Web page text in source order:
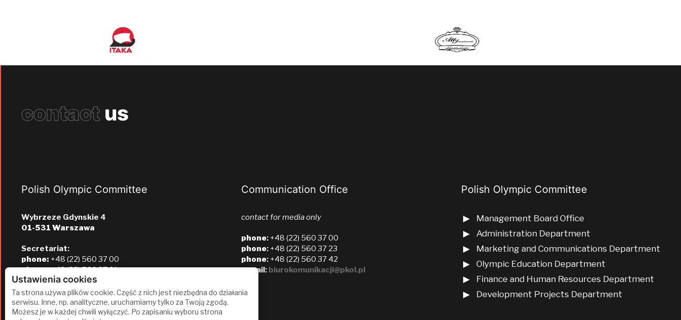
contact us
Polish Olympic Committee
Wybrzeze Gdynskie 4
01-531 Warszawa
Secretariat:
phone: +48 (22) 560 37 00
phone:+48 (22) 560 37 01
e-mail:pkol@pkol.pl
Communication Office
contact for media only
phone:+48 (22) 560 37 00
phone:+48 (22) 560 37 23
phone:+48 (22) 560 37 42
e-mail: biurokomunikacji@pkol.pl
Polish Olympic Committee
Management Board Office
Administration Department
Marketing and Communications Department
Olympic Education Department
Finance and Human Resources Department
Development Projects Department
Ustawienia cookies
Ta strona używa plików cookie. Część z nich jest niezbędna do działania
serwisu. Inne, np. analityczne, uruchamiamy tylko za Twoją zgodą.
Możesz je w każdej chwili wyłączyć. Po zapisaniu wyboru strona